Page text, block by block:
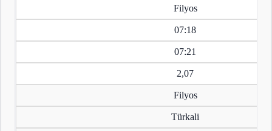
Filyos
07:18
07:21
2,07
Filyos
Türkali